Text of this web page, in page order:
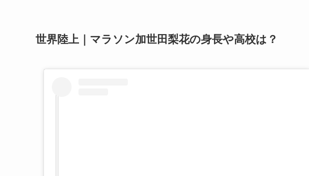
世界陸上｜マラソン加世田梨花の身長や高校は？